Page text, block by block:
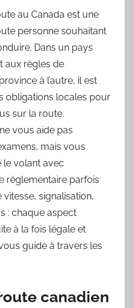
au Canada est une
personne souhaitant
Dans un pays
aux règles de
à l’autre, il est
obligations locales pour
sur la route.
vous aide pas
mais vous
le volant avec
réglementaire parfois
signalisation,
: chaque aspect
à la fois légale et
guide à travers les
canadien